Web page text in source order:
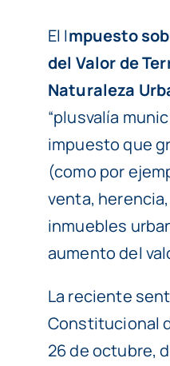
El Impuesto
del Valor de
Naturaleza
“plusvalía
impuesto que
(como por
venta,
inmuebles
aumento del
La reciente
Constitucional
26 de octubre,